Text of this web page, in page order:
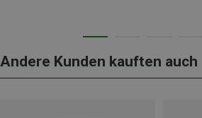
Andere Kunden kauften auch